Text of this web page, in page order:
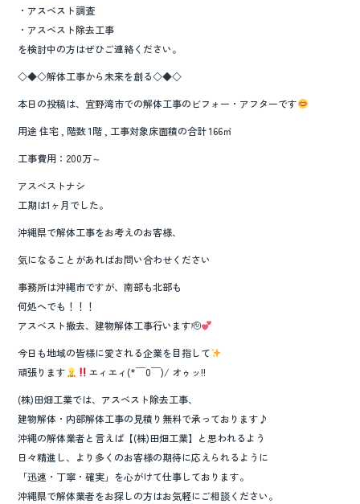
・アスベスト調査
・アスベスト除去工事
を検討中の方はぜひご連絡ください。
◇◆◇解体工事から未来を創る◇◆◇
本日の投稿は、宜野湾市での解体工事のビフォー・アフターです
用途 住宅 , 階数 1階 , 工事対象床面積の合計 166㎡
工事費用：200万～
アスベストナシ
工期は1ヶ月でした。
沖縄県で解体工事をお考えのお客様、
気になることがあればお問い合わせください
事務所は沖縄市ですが、南部も北部も
何処へでも！！！
アスベスト撤去、建物解体工事行います🫡
今日も地域の皆様に愛される企業を目指して
頑張ります
エィエィ(*￣0￣)/ オゥッ!!
(株)田畑工業では、アスベスト除去工事、
建物解体・内部解体工事の見積り無料で承っております♪
沖縄の解体業者と言えば【(株)田畑工業】と思われるよう
日々精進し、より多くのお客様の期待に応えられるように
「迅速・丁寧・確実」を心がけて仕事しております。
沖縄県で解体業者をお探しの方はお気軽にご相談ください。